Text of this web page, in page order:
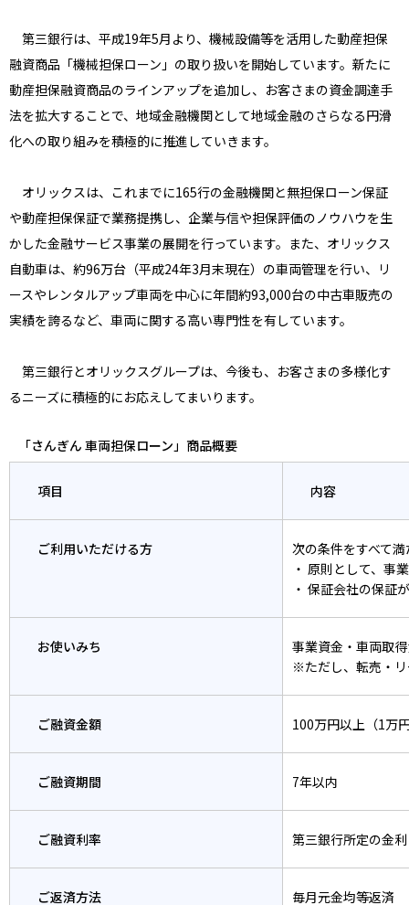
第三銀行は、平成19年5月より、機械設備等を活用した動産担保
融資商品「機械担保ローン」の取り扱いを開始しています。新たに
動産担保融資商品のラインアップを追加し、お客さまの資金調達手
法を拡大することで、地域金融機関として地域金融のさらなる円滑
化への取り組みを積極的に推進していきます。
オリックスは、これまでに165行の金融機関と無担保ローン保証
や動産担保保証で業務提携し、企業与信や担保評価のノウハウを生
かした金融サービス事業の展開を行っています。また、オリックス
自動車は、約96万台（平成24年3月末現在）の車両管理を行い、リ
ースやレンタルアップ車両を中心に年間約93,000台の中古車販売の
実績を誇るなど、車両に関する高い専門性を有しています。
第三銀行とオリックスグループは、今後も、お客さまの多様化す
るニーズに積極的にお応えしてまいります。
「さんぎん 車両担保ローン」商品概要
項目 内容
ご利用いただける方
次の条件をすべて
・ 原則として、事
・ 保証会社の保証
お使いみち
事業資金・車両取
※ただし、転売・
ご融資金額 100万円以上（1万
ご融資期間 7年以内
ご融資利率 第三銀行所定の金利
ご返済方法 毎月元金均等返済